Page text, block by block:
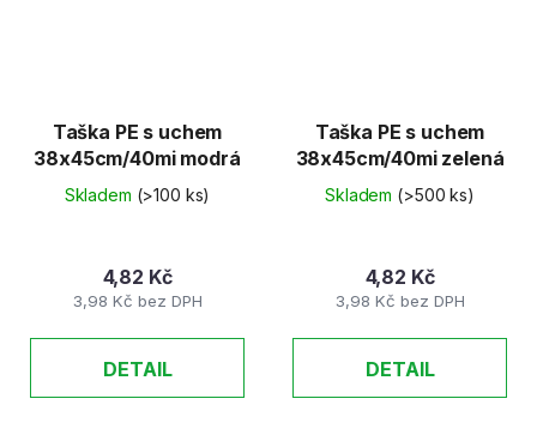
Taška PE s uchem
38x45cm/40mi modrá
Skladem (>100 ks)
3,98 Kč bez DPH
4,82 Kč
DETAIL
Taška PE s uchem
38x45cm/40mi zelená
Skladem (>500 ks)
3,98 Kč bez DPH
4,82 Kč
DETAIL